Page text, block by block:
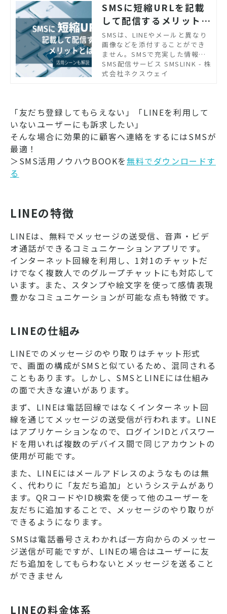
SMSに短縮URLを記載
して配信するメリットと
は？活用シーンも解説
SMSは、LINEやメールと異なり
画像などを添付することができ
ません。SMSで充実した情報を
ユーザーに送る方法として、短
縮URLとの組み合わせが有効で
SMS配信サービス SMSLINK - 株
式会社ネクスウェイ
「友だち登録してもらえない」「LINEを利用して
いないユーザーにも訴求したい」
そんな場合に効果的に顧客へ連絡をするにはSMSが
最適！
＞SMS活用ノウハウBOOKを無料でダウンロードす
る
LINEの特徴
LINEは、無料でメッセージの送受信、音声・ビデ
オ通話ができるコミュニケーションアプリです。
インターネット回線を利用し、1対1のチャットだ
けでなく複数人でのグループチャットにも対応して
います。また、スタンプや絵文字を使って感情表現
豊かなコミュニケーションが可能な点も特徴です。
LINEの仕組み
LINEでのメッセージのやり取りはチャット形式
で、画面の構成がSMSと似ているため、混同される
こともあります。しかし、SMSとLINEには仕組み
の面で大きな違いがあります。
まず、LINEは電話回線ではなくインターネット回
線を通じてメッセージの送受信が行われます。LINE
はアプリケーションなので、ログインIDとパスワー
ドを用いれば複数のデバイス間で同じアカウントの
使用が可能です。
また、LINEにはメールアドレスのようなものは無
く、代わりに「友だち追加」というシステムがあり
ます。QRコードやID検索を使って他のユーザーを
友だちに追加することで、メッセージのやり取りが
できるようになります。
SMSは電話番号さえわかれば一方向からのメッセー
ジ送信が可能ですが、LINEの場合はユーザーに友
だち追加をしてもらわないとメッセージを送ること
ができません
LINEの料金体系